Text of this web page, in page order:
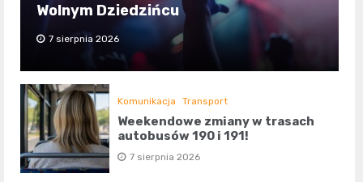
Wolnym Dziedzińcu
7 sierpnia 2026
Komunikacja Transport
Weekendowe zmiany w trasach
autobusów 190 i 191!
7 sierpnia 2026